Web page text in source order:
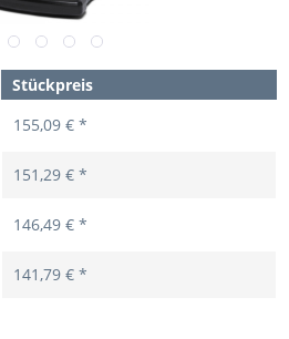
Stückpreis
155,09 € *
151,29 € *
146,49 € *
141,79 € *